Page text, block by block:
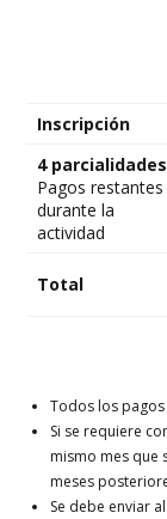
Inscripción
4 parcialidades
Pagos restantes
durante la
actividad
Total
Todos los
Si se requiere
mismo mes que
meses
Se debe enviar